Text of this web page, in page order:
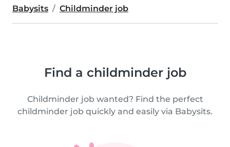
Babysits Childminder job
Find a childminder job
Childminder job wanted? Find the perfect
childminder job quickly and easily via Babysits.